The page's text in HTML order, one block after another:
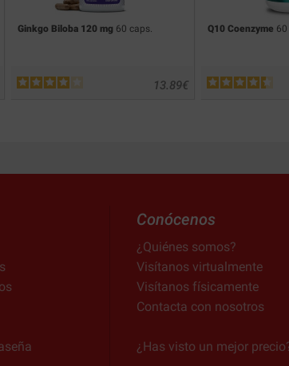
Ginkgo Biloba 120 mg 60 caps.
€
13.89
Q10 Coenzyme
Conócenos
¿Quiénes somos?
Visítanos virtualmente
Visítanos físicamente
Contacta con nosotros
¿Has visto un mejor